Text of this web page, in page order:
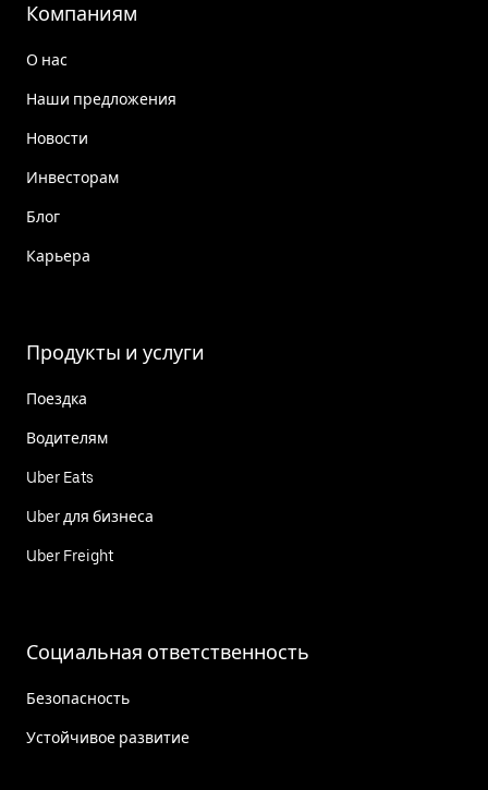
Компаниям
О нас
Наши предложения
Новости
Инвесторам
Блог
Карьера
Продукты и услуги
Поездка
Водителям
Uber Eats
Uber для бизнеса
Uber Freight
Социальная ответственность
Безопасность
Устойчивое развитие